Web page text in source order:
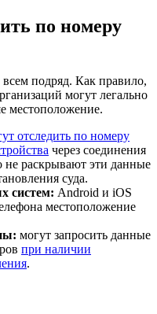
по номеру
подряд. Как правило,
могут легально
местоположение.
отследить по номеру
через соединения
раскрывают эти данные
суда.
систем: Android и iOS
местоположение
могут запросить данные
при наличии
.